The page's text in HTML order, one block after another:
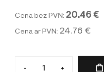
Cena bez PVN: 20.46 €
Cena ar PVN: 24.76 €
- +